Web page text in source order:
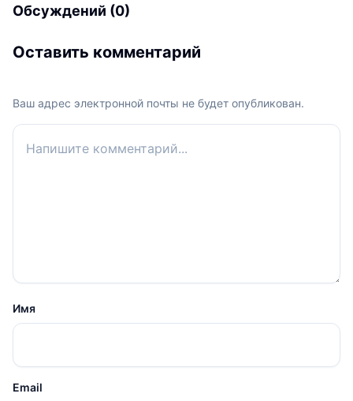
Обсуждений (0)
Оставить комментарий
Ваш адрес электронной почты не будет опубликован.
Ваш комментарий
Имя
Email